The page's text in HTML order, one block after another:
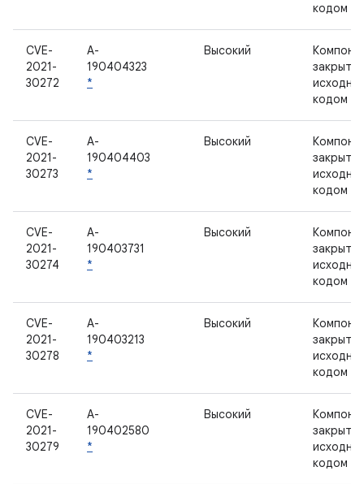
кодом
CVE-
2021-
30272
A-
190404323
*
Высокий
кодом
CVE-
2021-
30273
A-
190404403
*
Высокий
кодом
CVE-
2021-
30274
A-
190403731
*
Высокий
кодом
CVE-
2021-
30278
A-
190403213
*
Высокий
кодом
CVE-
2021-
30279
A-
190402580
*
Высокий
кодом